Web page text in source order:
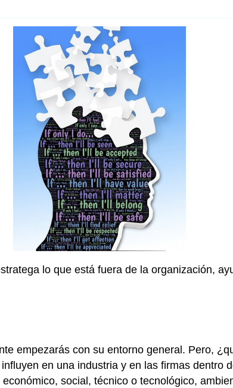
lo que está fuera de la organización,
empezarás con su entorno general. Pero,
en una industria y en las firmas dentro
social, técnico o tecnológico,